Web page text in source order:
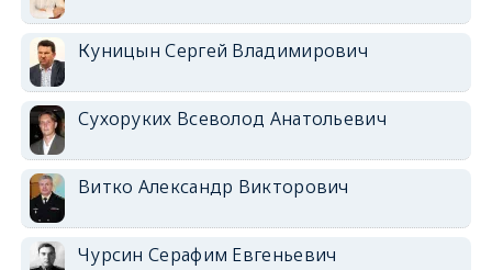
Куницын Сергей Владимирович
Сухоруких Всеволод Анатольевич
Витко Александр Викторович
Чурсин Серафим Евгеньевич